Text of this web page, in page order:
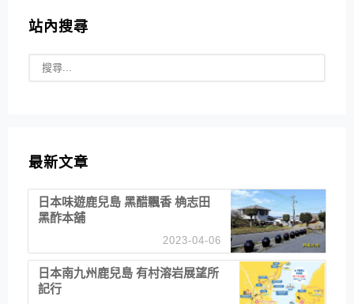
站內搜尋
最新文章
日本味遊鹿兒島 黑醋飄香 桷志田
黑酢本舖
2023-04-06
日本南九州鹿兒島 有村溶岩展望所
記行